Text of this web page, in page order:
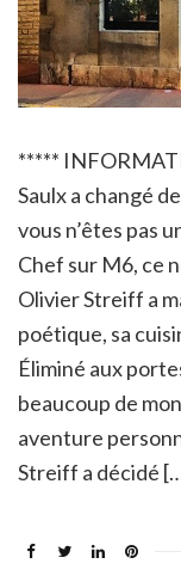
*****
Saulx a changé
vous n’êtes pas
Chef sur M6, ce
Olivier Streiff a
poétique, sa
Éliminé aux
beaucoup de
aventure
Streiff a décidé